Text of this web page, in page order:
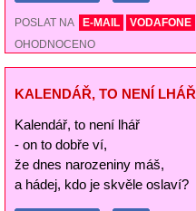
POSLAT NA E-MAIL VODAFONE
OHODNOCENO
KALENDÁŘ, TO NENÍ LHÁŘ
Kalendář, to není lhář
- on to dobře ví,
že dnes narozeniny máš,
a hádej, kdo je skvěle oslaví?